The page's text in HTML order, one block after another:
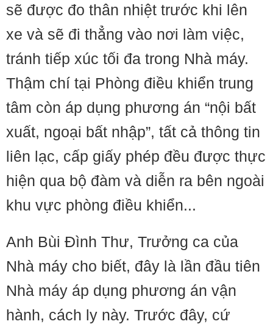
sẽ được đo thân nhiệt trước khi lên
xe và sẽ đi thẳng vào nơi làm việc,
tránh tiếp xúc tối đa trong Nhà máy.
Thậm chí tại Phòng điều khiển trung
tâm còn áp dụng phương án “nội bất
xuất, ngoại bất nhập”, tất cả thông tin
liên lạc, cấp giấy phép đều được thực
hiện qua bộ đàm và diễn ra bên ngoài
khu vực phòng điều khiển...
Anh Bùi Đình Thư, Trưởng ca của
Nhà máy cho biết, đây là lần đầu tiên
Nhà máy áp dụng phương án vận
hành, cách ly này. Trước đây, cứ